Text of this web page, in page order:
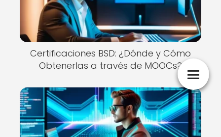
Certificaciones BSD: ¿Dónde y Cómo
Obtenerlas a través de MOOCs?